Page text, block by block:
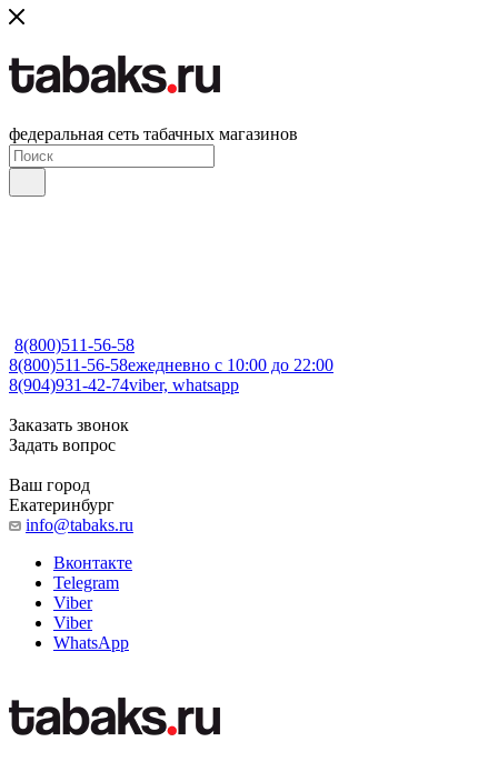
федеральная сеть табачных магазинов
8(800)511-56-58
8(800)511-56-58ежедневно с 10:00 до 22:00
8(904)931-42-74viber, whatsapp
Заказать звонок
Задать вопрос
Ваш город
Екатеринбург
info@tabaks.ru
Вконтакте
Telegram
Viber
Viber
WhatsApp